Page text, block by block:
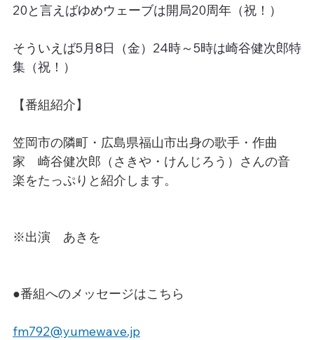
20と言えばゆめウェーブは開局20周年（祝！）
そういえば5月8日（金）24時～5時は崎谷健次郎特
集（祝！）
【番組紹介】
笠岡市の隣町・広島県福山市出身の歌手・作曲
家　崎谷健次郎（さきや・けんじろう）さんの音
楽をたっぷりと紹介します。
※出演　あきを
●番組へのメッセージはこちら
fm792@yumewave.jp